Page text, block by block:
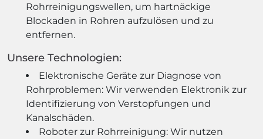
Rohrreinigungswellen, um hartnäckige
Blockaden in Rohren aufzulösen und zu
entfernen.
Unsere Technologien:
Elektronische Geräte zur Diagnose von
Rohrproblemen: Wir verwenden Elektronik zur
Identifizierung von Verstopfungen und
Kanalschäden.
Roboter zur Rohrreinigung: Wir nutzen